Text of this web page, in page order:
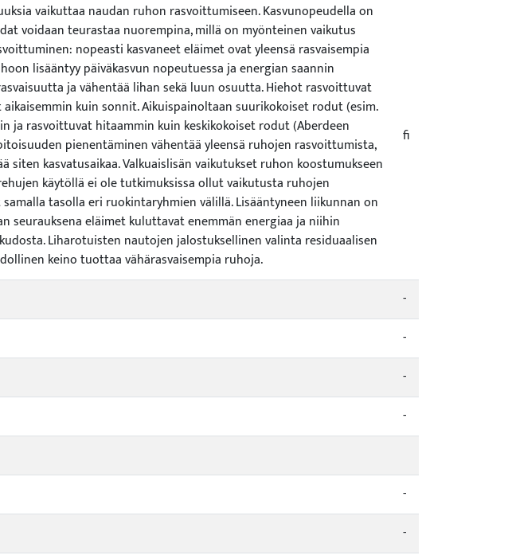
vaikuttaa naudan ruhon rasvoittumiseen. Kasvunopeudella on
voidaan teurastaa nuorempina, millä on myönteinen vaikutus
nopeasti kasvaneet eläimet ovat yleensä rasvaisempia
lisääntyy päiväkasvun nopeutuessa ja energian saannin
ja vähentää lihan sekä luun osuutta. Hiehot rasvoittuvat
kuin sonnit. Aikuispainoltaan suurikokoiset rodut (esim.
ja rasvoittuvat hitaammin kuin keskikokoiset rodut (Aberdeen
pienentäminen vähentää yleensä ruhojen rasvoittumista,
kasvatusaikaa. Valkuaislisän vaikutukset ruhon koostumukseen
käytöllä ei ole tutkimuksissa ollut vaikutusta ruhojen
tasolla eri ruokintaryhmien välillä. Lisääntyneen liikunnan on
seurauksena eläimet kuluttavat enemmän energiaa ja niihin
Liharotuisten nautojen jalostuksellinen valinta residuaalisen
keino tuottaa vähärasvaisempia ruhoja.
fi
-
-
-
-
-
-